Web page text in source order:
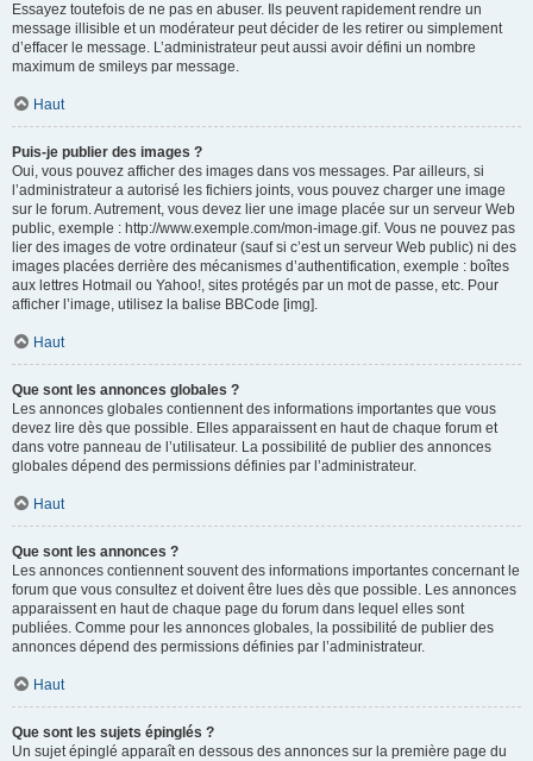
Essayez toutefois de ne pas en abuser. Ils peuvent rapidement rendre un
message illisible et un modérateur peut décider de les retirer ou simplement
d’effacer le message. L’administrateur peut aussi avoir défini un nombre
maximum de smileys par message.
Haut
Puis-je publier des images ?
Oui, vous pouvez afficher des images dans vos messages. Par ailleurs, si
l’administrateur a autorisé les fichiers joints, vous pouvez charger une image
sur le forum. Autrement, vous devez lier une image placée sur un serveur Web
public, exemple : http://www.exemple.com/mon-image.gif. Vous ne pouvez pas
lier des images de votre ordinateur (sauf si c’est un serveur Web public) ni des
images placées derrière des mécanismes d’authentification, exemple : boîtes
aux lettres Hotmail ou Yahoo!, sites protégés par un mot de passe, etc. Pour
afficher l’image, utilisez la balise BBCode [img].
Haut
Que sont les annonces globales ?
Les annonces globales contiennent des informations importantes que vous
devez lire dès que possible. Elles apparaissent en haut de chaque forum et
dans votre panneau de l’utilisateur. La possibilité de publier des annonces
globales dépend des permissions définies par l’administrateur.
Haut
Que sont les annonces ?
Les annonces contiennent souvent des informations importantes concernant le
forum que vous consultez et doivent être lues dès que possible. Les annonces
apparaissent en haut de chaque page du forum dans lequel elles sont
publiées. Comme pour les annonces globales, la possibilité de publier des
annonces dépend des permissions définies par l’administrateur.
Haut
Que sont les sujets épinglés ?
Un sujet épinglé apparaît en dessous des annonces sur la première page du